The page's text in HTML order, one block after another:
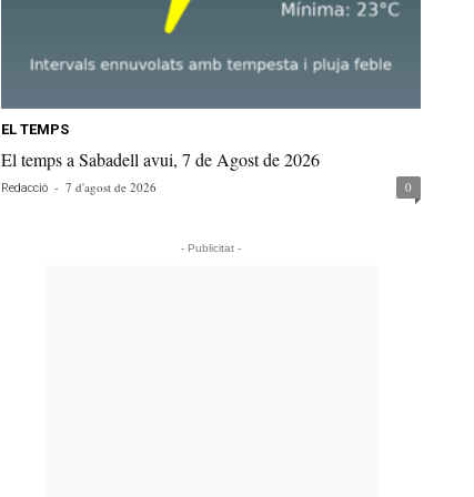
EL TEMPS
El temps a Sabadell avui, 7 de Agost de 2026
Redacció - 7 d'agost de 2026 0
- Publicitat -